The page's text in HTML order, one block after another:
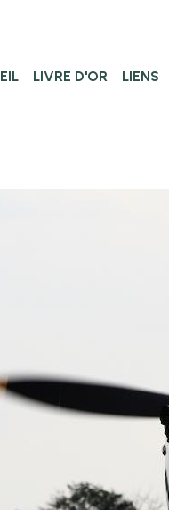
LIVRE D'OR LIENS